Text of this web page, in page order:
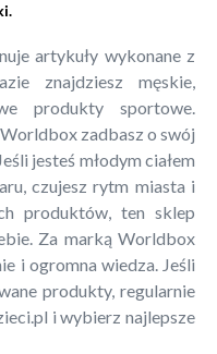
artykuły wykonane z
znajdziesz męskie,
produkty sportowe.
zadbasz o swój
jesteś młodym ciałem
czujesz rytm miasta i
produktów, ten sklep
Za marką Worldbox
i ogromna wiedza. Jeśli
produkty, regularnie
i wybierz najlepsze